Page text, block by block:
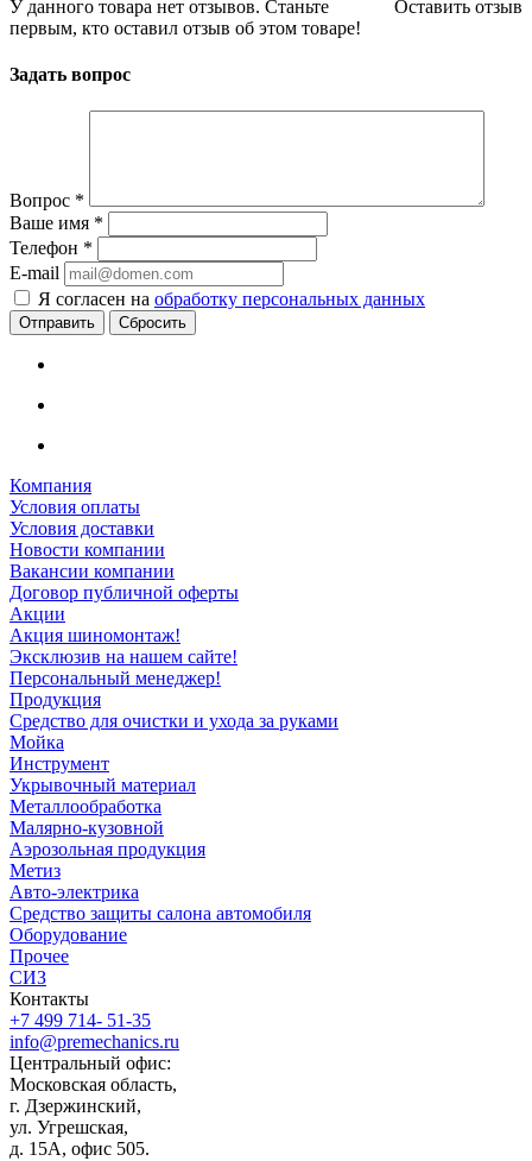
Оставить отзыв
У данного товара нет отзывов. Станьте
первым, кто оставил отзыв об этом товаре!
Задать вопрос
Вопрос *
Ваше имя *
Телефон *
E-mail
Я согласен на обработку персональных данных
Сбросить
Компания
Условия оплаты
Условия доставки
Новости компании
Вакансии компании
Договор публичной оферты
Акции
Акция шиномонтаж!
Эксклюзив на нашем сайте!
Персональный менеджер!
Продукция
Средство для очистки и ухода за руками
Мойка
Инструмент
Укрывочный материал
Металлообработка
Малярно-кузовной
Аэрозольная продукция
Метиз
Авто-электрика
Средство защиты салона автомобиля
Оборудование
Прочее
СИЗ
Контакты
+7 499 714- 51-35
info@premechanics.ru
Центральный офис:
Московская область,
г. Дзержинский,
ул. Угрешская,
д. 15А, офис 505.